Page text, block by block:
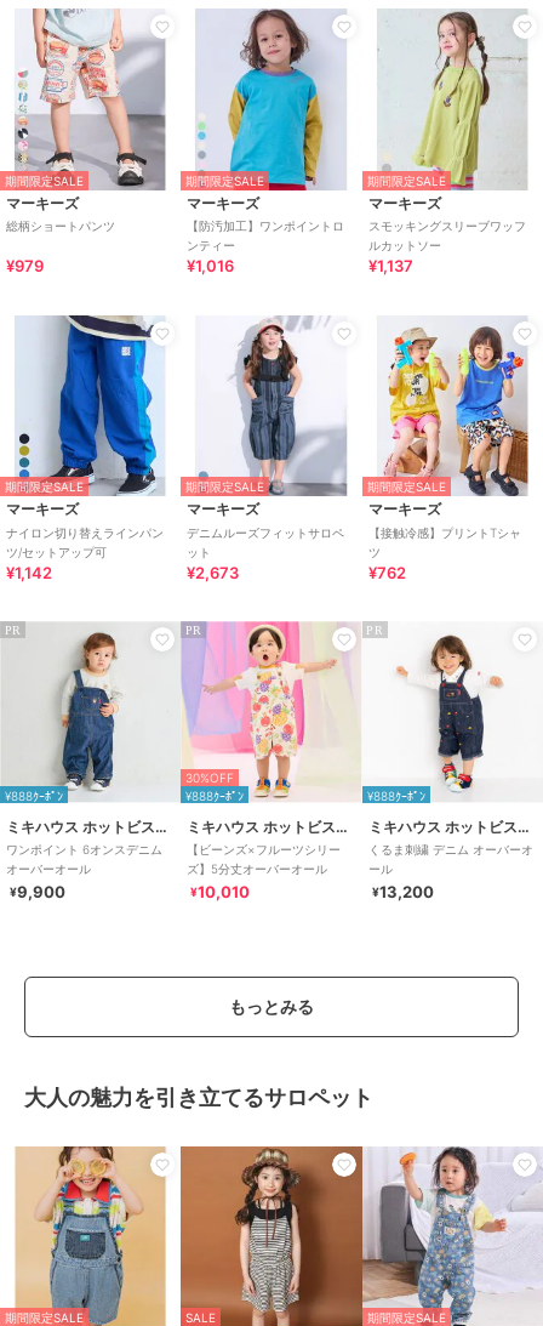
期間限定SALE
マーキーズ
総柄ショートパンツ
¥979
期間限定SALE
マーキーズ
【防汚加工】ワンポイントロ
ンティー
¥1,016
期間限定SALE
マーキーズ
スモッキングスリーブワッフ
ルカットソー
¥1,137
期間限定SALE
マーキーズ
ナイロン切り替えラインパン
ツ/セットアップ可
¥1,142
期間限定SALE
マーキーズ
デニムルーズフィットサロペ
ット
¥2,673
期間限定SALE
マーキーズ
【接触冷感】プリントTシャ
ツ
¥762
PR
¥888ｸｰﾎﾟﾝ
ミキハウス ホットビスケッツ
ワンポイント 6オンスデニム
オーバーオール
¥9,900
PR
30%OFF
¥888ｸｰﾎﾟﾝ
ミキハウス ホットビスケッツ
【ビーンズ×フルーツシリー
ズ】5分丈オーバーオール
¥10,010
PR
¥888ｸｰﾎﾟﾝ
ミキハウス ホットビスケッツ
くるま刺繍 デニム オーバーオ
ール
¥13,200
もっとみる
大人の魅力を引き立てるサロペット
期間限定SALE SALE 期間限定SALE